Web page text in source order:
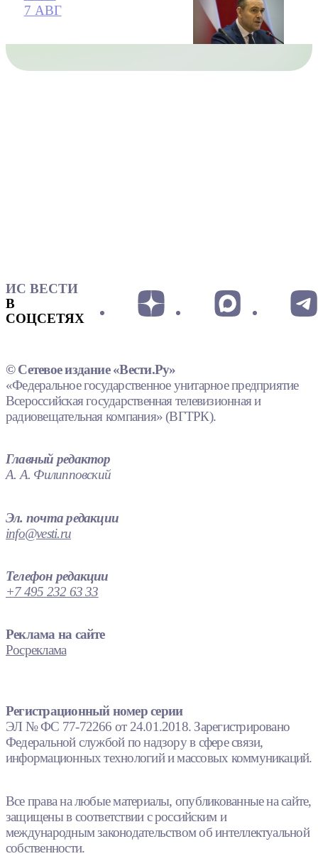
7 АВГ
ИС ВЕСТИ
В
СОЦСЕТЯХ
© Сетевое издание «Вести.Ру»
«Федеральное государственное унитарное предприятие
Всероссийская государственная телевизионная и
радиовещательная компания» (ВГТРК).
Главный редактор
А. А. Филипповский
Эл. почта редакции
info@vesti.ru
Телефон редакции
+7 495 232 63 33
Реклама на сайте
Росреклама
Регистрационный номер серии
ЭЛ № ФС 77-72266 от 24.01.2018. Зарегистрировано
Федеральной службой по надзору в сфере связи,
информационных технологий и массовых коммуникаций.
Все права на любые материалы, опубликованные на сайте,
защищены в соответствии с российским и
международным законодательством об интеллектуальной
собственности.